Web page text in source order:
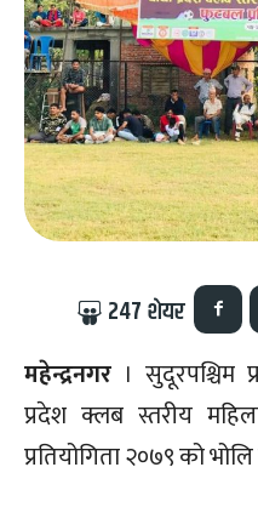
247शेयर
महेन्द्रनगर । सुदूरपश्चिम
प्रदेश क्लब स्तरीय
प्रतियोगिता २०७९ को